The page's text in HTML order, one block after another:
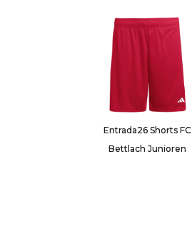
Entrada26 Shorts FC
Bettlach Junioren